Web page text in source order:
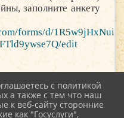
заполните анкету
forms/d/
edit
с политикой
а также с тем что наш
к веб-сайту сторонние
как "Госуслуги",